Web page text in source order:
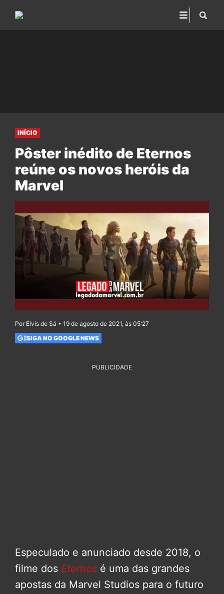
INÍCIO
Pôster inédito de Eternos
reúne os novos heróis da
Marvel
Por Elvis de Sá • 19 de agosto de 2021, às 05:27
SIGA NO GOOGLE NEWS
PUBLICIDADE
Especulado e anunciado desde 2018, o
filme dos Eternos é uma das grandes
apostas da Marvel Studios para o futuro